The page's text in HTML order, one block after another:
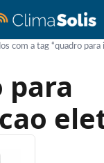
com a tag “quadro para
para